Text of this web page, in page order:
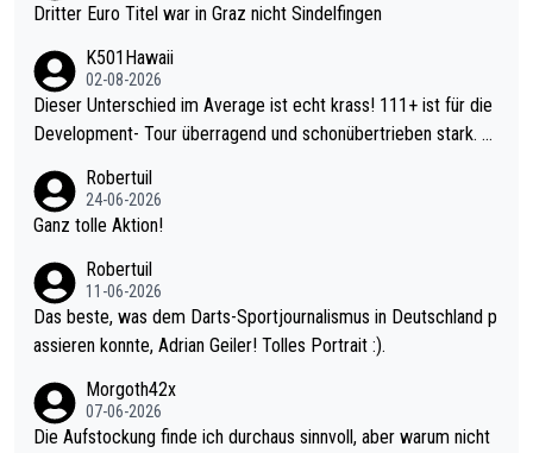
Dritter Euro Titel war in Graz nicht Sindelfingen
K501Hawaii
02-08-2026
Dieser Unterschied im Average ist echt krass! 111+ ist für die
Development- Tour überragend und schonübertrieben stark. U
mal 40+ erst recht. Da gewinnst keinen Blumentopf - ist ja noc
h krasser wie ein Pokalspiel eines Kreisligisten vs einem Bund
Robertuil
24-06-2026
Ganz tolle Aktion!
Robertuil
11-06-2026
Das beste, was dem Darts-Sportjournalismus in Deutschland p
assieren konnte, Adrian Geiler! Tolles Portrait :).
Morgoth42x
07-06-2026
Die Aufstockung finde ich durchaus sinnvoll, aber warum nicht